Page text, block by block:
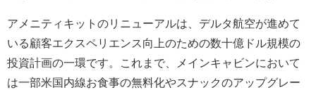
アメニティキットのリニューアルは、デルタ航空が進めて
いる顧客エクスペリエンス向上のための数十億ドル規模の
投資計画の一環です。これまで、メインキャビンにおいて
は一部米国内線お食事の無料化やスナックのアップグレー